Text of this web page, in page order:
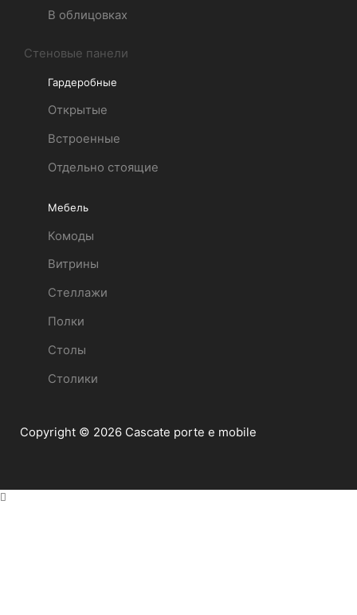
В облицовках
Стеновые панели
Гардеробные
Открытые
Встроенные
Отдельно стоящие
Мебель
Комоды
Витрины
Стеллажи
Полки
Столы
Столики
Copyright © 2026 Cascate porte e mobile